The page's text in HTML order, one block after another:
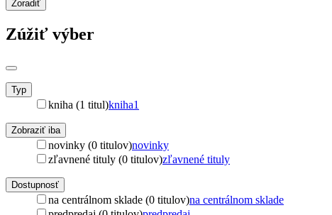
Zoradiť
Zúžiť výber
Typ
kniha (1 titul)kniha1
Zobraziť iba
novinky (0 titulov)novinky
zľavnené tituly (0 titulov)zľavnené tituly
Dostupnosť
na centrálnom sklade (0 titulov)na centrálnom sklade